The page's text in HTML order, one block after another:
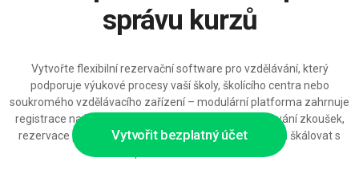
Vytvořit bezplatný účet
správu kurzů
Vytvořte flexibilní rezervační software pro vzdělávání, který
podporuje výukové procesy vaší školy, školícího centra nebo
soukromého vzdělávacího zařízení – modulární platforma zahrnuje
registrace na kurzy, rozvrhy individuální výuky, plánování zkoušek,
rezervace prostor a integrace e‑learningu, připravená škálovat s